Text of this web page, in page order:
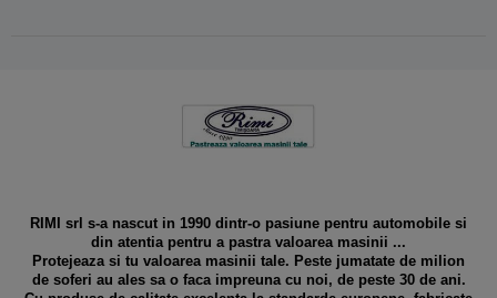
RIMI srl s-a nascut in 1990 dintr-o pasiune pentru automobile si
din atentia pentru a pastra valoarea masinii ...
Protejeaza si tu valoarea masinii tale. Peste jumatate de milion
de soferi au ales sa o faca impreuna cu noi, de peste 30 de ani.